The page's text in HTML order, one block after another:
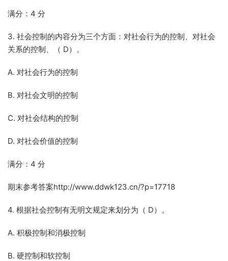
满分：4 分
3. 社会控制的内容分为三个方面：对社会行为的控制、对社会
关系的控制、（ D）。
A. 对社会行为的控制
B. 对社会文明的控制
C. 对社会结构的控制
D. 对社会价值的控制
满分：4 分
期末参考答案http://www.ddwk123.cn/?p=17718
4. 根据社会控制有无明文规定来划分为（ D）。
A. 积极控制和消极控制
B. 硬控制和软控制